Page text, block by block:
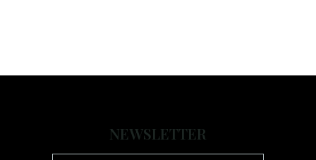
NEWSLETTER